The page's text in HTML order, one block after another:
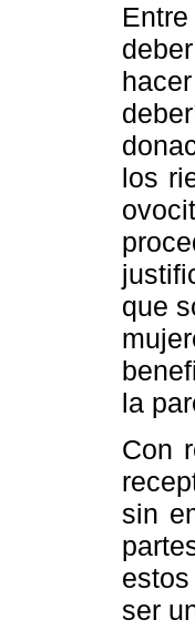
los
que
la
Con
sin
ser